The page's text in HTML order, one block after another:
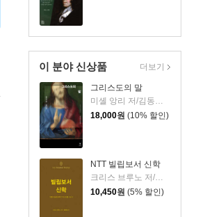
이 분야 신상품
그리스도의 말
미셸 앙리 저/김동규 역
18,000원 (10% 할인)
NTT 빌립보서 신학
10,450원 (5% 할인)
더보기